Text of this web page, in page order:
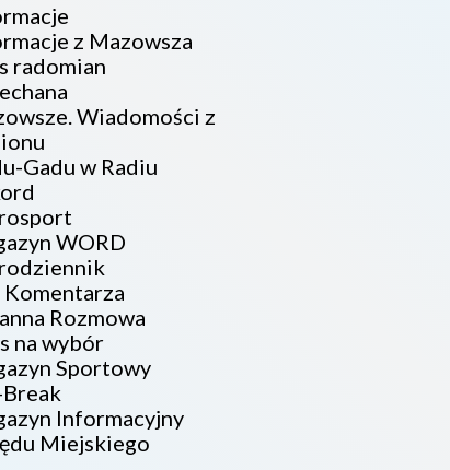
z Mazowsza
radomian
Wiadomości z
Gadu w Radiu
WORD
Komentarza
Rozmowa
na wybór
Sportowy
Informacyjny
Miejskiego